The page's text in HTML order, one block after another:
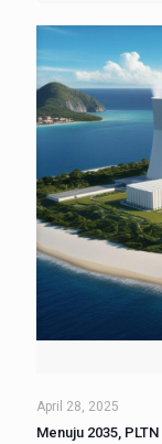
April 28, 2025
Menuju 2035,